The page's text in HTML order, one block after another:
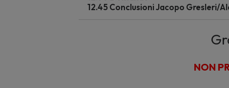
12.45 Conclusioni Jacopo Gresleri/
NON